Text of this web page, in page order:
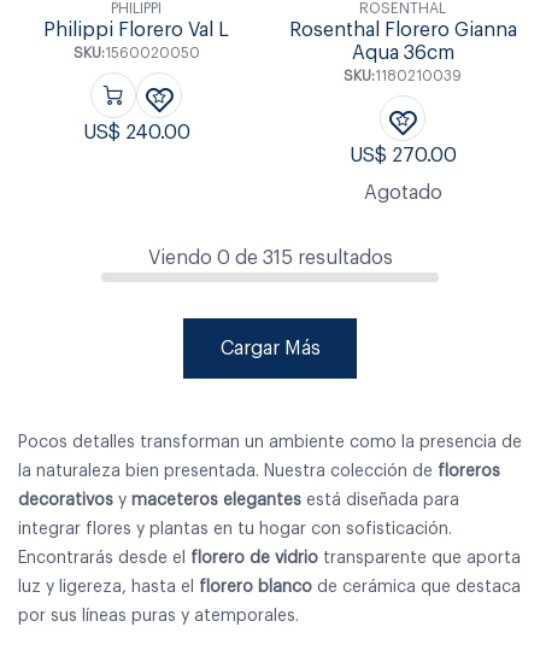
PHILIPPI
Philippi Florero Val L
SKU:1560020050
US$ 240.00
ROSENTHAL
Rosenthal Florero Gianna
Aqua 36cm
SKU:1180210039
US$ 270.00
Agotado
Viendo 0 de 315 resultados
Cargar Más
Pocos detalles transforman un ambiente como la presencia de
la naturaleza bien presentada. Nuestra colección de floreros
decorativos y maceteros elegantes está diseñada para
integrar flores y plantas en tu hogar con sofisticación.
Encontrarás desde el
florero de vidrio transparente que aporta
luz y ligereza, hasta el florero blanco de cerámica que destaca
por sus líneas puras y atemporales.